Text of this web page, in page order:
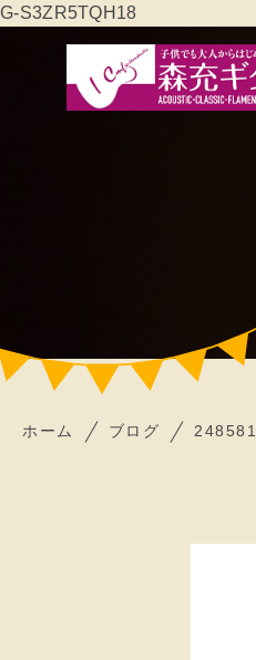
G-S3ZR5TQH18
ホーム ブログ